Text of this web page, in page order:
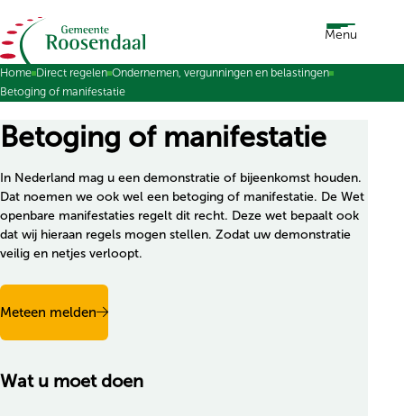
Ga naar de inhoud Menu
Home Direct regelen Ondernemen, vergunningen en belastingen
Betoging of manifestatie
Betoging of manifestatie
In Nederland mag u een demonstratie of bijeenkomst houden.
Dat noemen we ook wel een betoging of manifestatie. De Wet
openbare manifestaties regelt dit recht. Deze wet bepaalt ook
dat wij hieraan regels mogen stellen. Zodat uw demonstratie
veilig en netjes verloopt.
Meteen melden
Wat u moet doen